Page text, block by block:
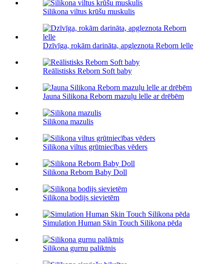
Silikona viltus krūšu muskulis
Dzīvīga, rokām darināta, apgleznota Reborn lelle
Reālistisks Reborn Soft baby
Jauna Silikona Reborn mazuļu lelle ar drēbēm
Silikona mazulis
Silikona viltus grūtniecības vēders
Silikona Reborn Baby Doll
Silikona bodijs sievietēm
Simulation Human Skin Touch Silikona pēda
Silikona gurnu paliktnis